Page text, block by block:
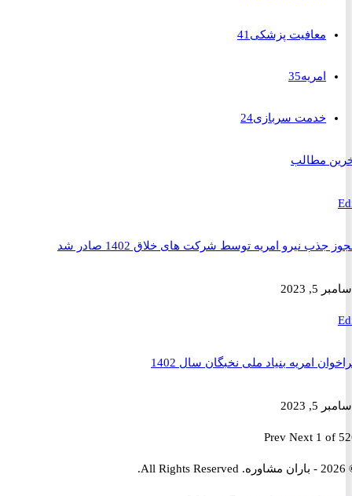
معافیت پزشکی41
امریه 35
خدمت سربازی 24
مطالب
نیرو امریه توسط شرکت های خلاق 1402 صادر شد
امریه بنیاد ملی نخبگان سال 1402
PrevNext 1